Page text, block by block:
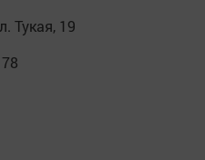
Тукая, 19